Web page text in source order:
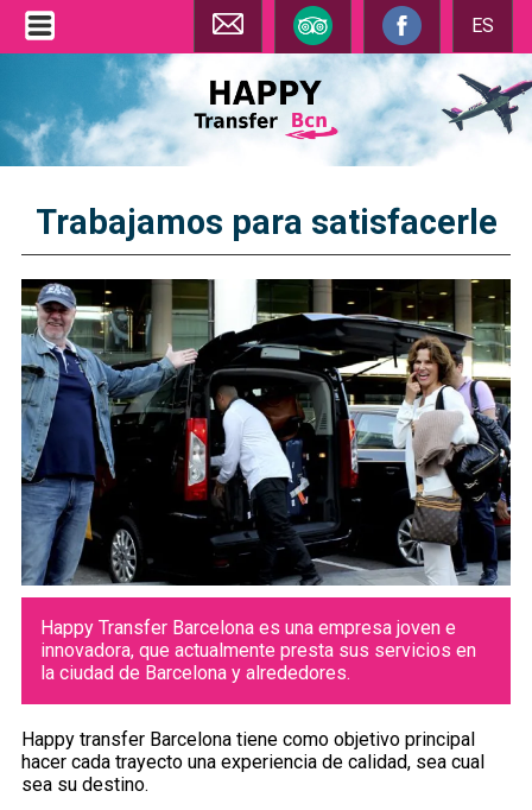
ES
Trabajamos para satisfacerle
Happy Transfer Barcelona es una empresa joven e
innovadora, que actualmente presta sus servicios en
la ciudad de Barcelona y alrededores.
Happy transfer Barcelona tiene como objetivo principal
hacer cada trayecto una experiencia de calidad, sea cual
sea su destino.